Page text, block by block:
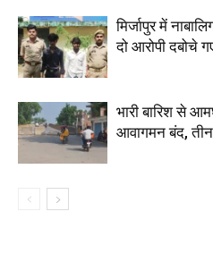
मिर्जापुर में
दो आरोपी दबोचे
भारी बारिश से
आवागमन बंद, तीन